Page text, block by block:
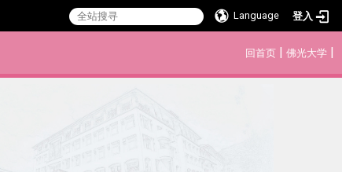
Language 登入
回首页 | 佛光大学 |